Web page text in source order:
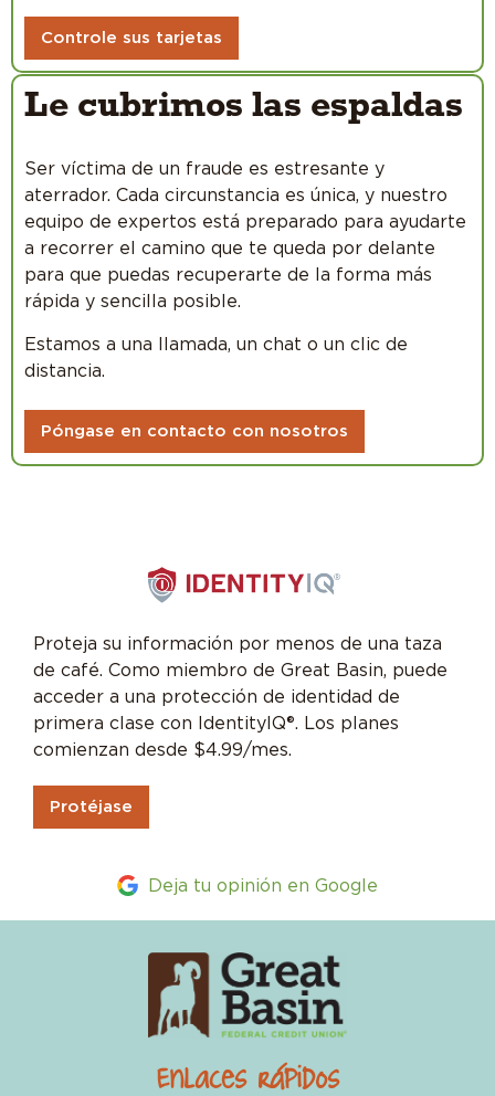
Controle sus tarjetas
Le cubrimos las espaldas
Ser víctima de un fraude es estresante y
aterrador. Cada circunstancia es única, y nuestro
equipo de expertos está preparado para ayudarte
a recorrer el camino que te queda por delante
para que puedas recuperarte de la forma más
rápida y sencilla posible.
Estamos a una llamada, un chat o un clic de
distancia.
Póngase en contacto con nosotros
Proteja su información por menos de una taza
de café. Como miembro de Great Basin, puede
acceder a una protección de identidad de
primera clase con IdentityIQ®. Los planes
comienzan desde $4.99/mes.
Protéjase
Deja tu opinión en Google
Enlaces rápidos